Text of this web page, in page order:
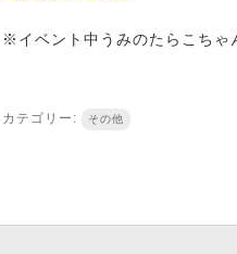
※イベント中うみのたらこちゃ
カテゴリー: その他